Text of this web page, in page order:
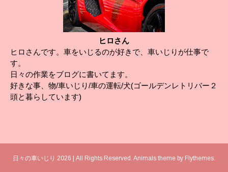
ヒロさん
ヒロさんです。車をいじるのが好きで、車いじりが仕事で
す。
日々の作業をブログに書いてます。
好きな事、物/車いじり/車の運転/犬(ゴールデンレトリバー２
頭と暮らしています)
日々の車いじり 2026 | All Rights Reserved. Animals theme by Flythemes.